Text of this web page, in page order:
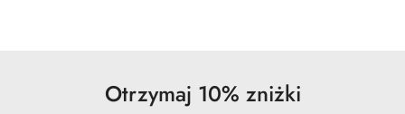
Otrzymaj 10% zniżki